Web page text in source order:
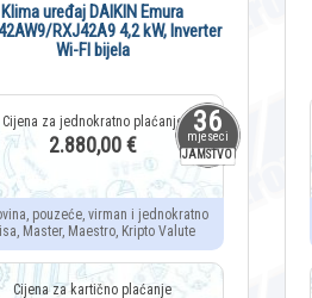
36
mjeseci
JAMSTVO
Klima uređaj DAIKIN Emura
RXJ42A9 4,2 kW, Inverter
Wi-FI bijela
2.880,00 €
pouzeće, virman i jednokratno
Master, Maestro, Kripto Valute